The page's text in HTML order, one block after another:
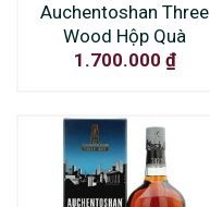
Auchentoshan Three
Wood Hộp Quà
1.700.000 ₫